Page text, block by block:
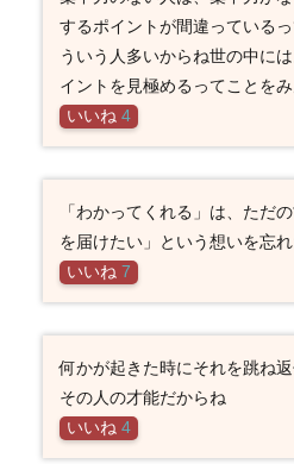
するポイントが間違っている
ういう人多いからね世の中に
イントを見極めるってことを
いいね 4
「わかってくれる」は、ただ
を届けたい」という想いを忘
いいね 7
何かが起きた時にそれを跳ね
その人の才能だからね
いいね 4